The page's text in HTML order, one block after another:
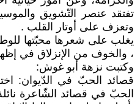
تفتقد عنصر التّشويق
وتعزف على أوتار القلب .
يغلب على شعرها محبّتها
، والخوف من الإنزلاق في
وكتبت نزهة أبو غوش:
قصائد الحبّ في الدّيوان:
الحبّ في قصائد الشّاعرة